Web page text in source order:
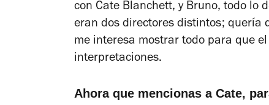
con Cate Blanchett, y Bruno, todo lo
eran dos directores distintos; quería
me interesa mostrar todo para que
interpretaciones.
Ahora que mencionas a Cate,